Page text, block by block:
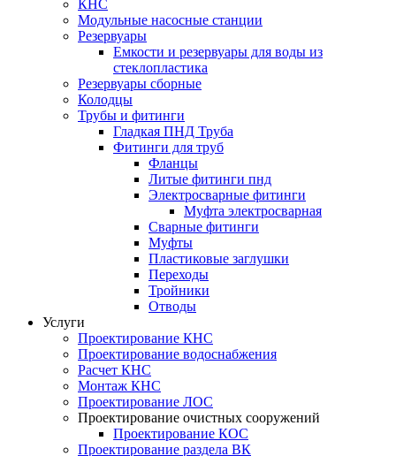
КНС
Модульные насосные станции
Резервуары
Емкости и резервуары для воды из
стеклопластика
Резервуары сборные
Колодцы
Трубы и фитинги
Гладкая ПНД Труба
Фитинги для труб
Фланцы
Литые фитинги пнд
Электросварные фитинги
Муфта электросварная
Сварные фитинги
Муфты
Пластиковые заглушки
Переходы
Тройники
Отводы
Услуги
Проектирование КНС
Проектирование водоснабжения
Расчет КНС
Монтаж КНС
Проектирование ЛОС
Проектирование очистных сооружений
Проектирование КОС
Проектирование раздела ВК